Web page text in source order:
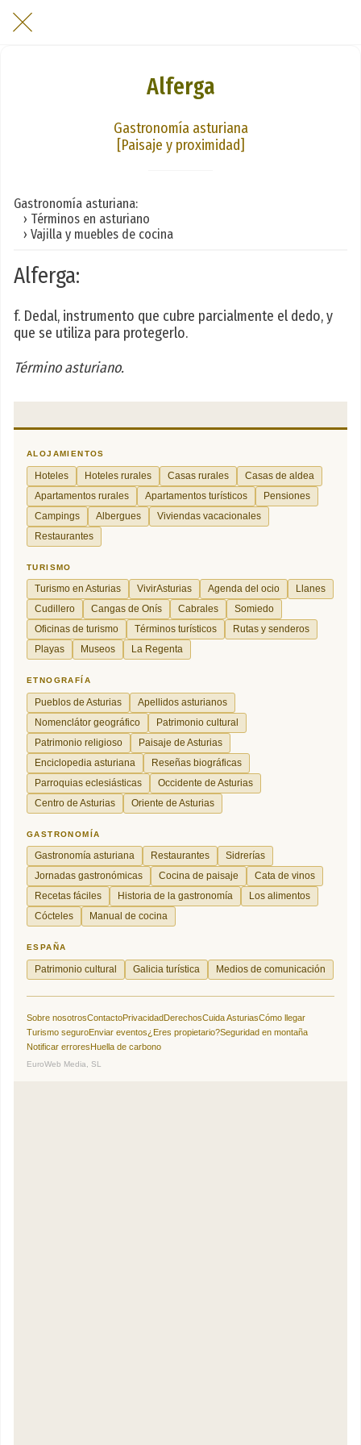
Alferga
Gastronomía asturiana
[Paisaje y proximidad]
Gastronomía asturiana:
› Términos en asturiano
› Vajilla y muebles de cocina
Alferga:
f. Dedal, instrumento que cubre parcialmente el dedo, y
que se utiliza para protegerlo.
Término asturiano.